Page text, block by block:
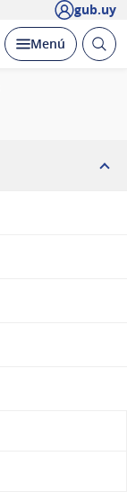
gub.uy
Desplegar
Menú Abrir